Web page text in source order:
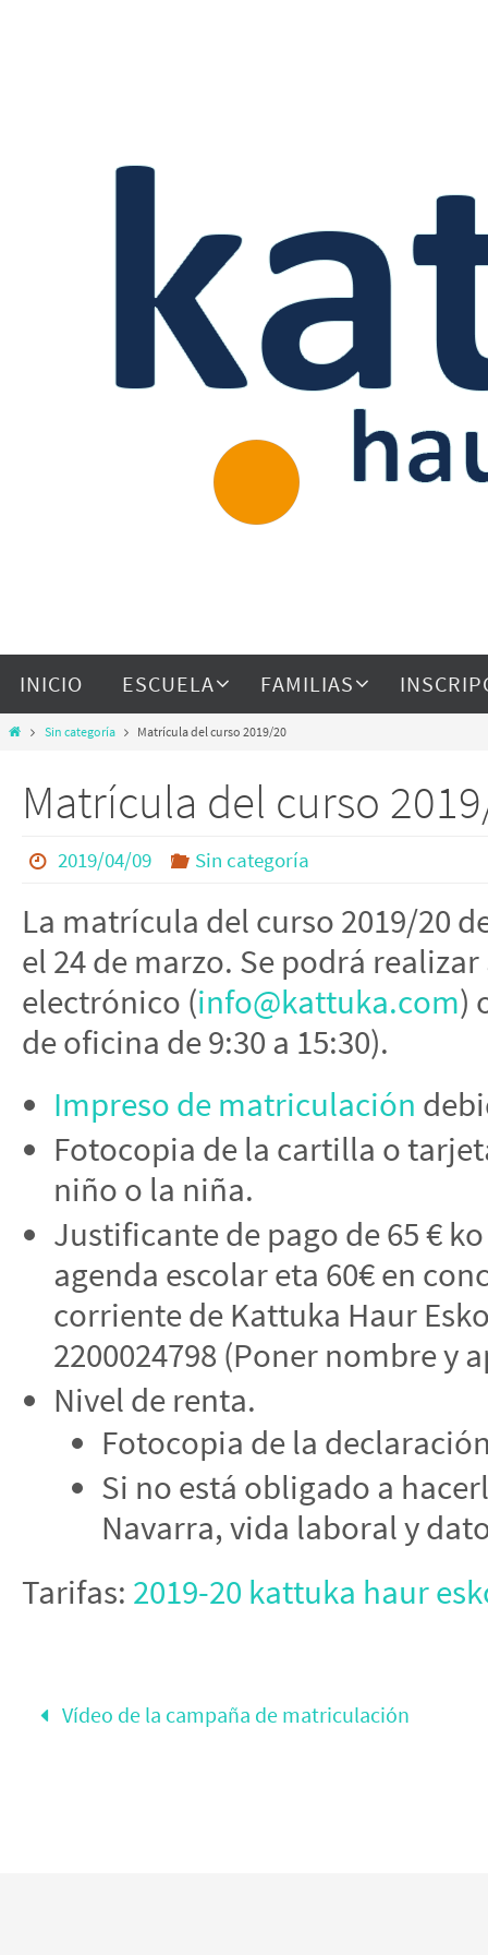
INICIO ESCUELA FAMILIAS
Sin categoría Matrícula del curso 2019/20
Matrícula del curso
2019/04/09 Sin categoría
La matrícula del curso 2019/20
el 24 de marzo. Se podrá
electrónico (info@kattuka.com)
de oficina de 9:30 a 15:30).
Impreso de matriculación
Fotocopia de la cartilla o
niño o la niña.
Justificante de pago de 65 €
agenda escolar eta 60€ en
corriente de Kattuka Haur
2200024798 (Poner nombre y
Nivel de renta.
Fotocopia de la
Si no está obligado a
Navarra, vida laboral y
Tarifas: 2019-20 kattuka haur
Vídeo de la campaña de matriculación